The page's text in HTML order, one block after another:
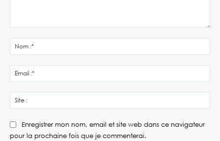
Enregistrer mon nom, email et site web dans ce navigateur
pour la prochaine fois que je commenterai.